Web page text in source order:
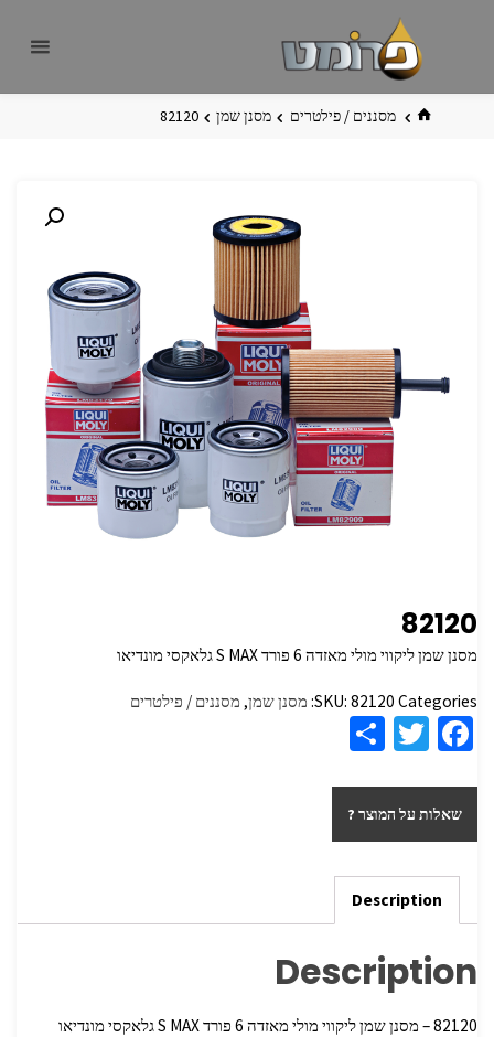
בית מסננים / פילטרים מסנן שמן 82120
82120
מסנן שמן ליקווי מולי מאזדה 6 פורד S MAX גלאקסי מונדיאו
SKU: 82120 Categories: מסנן שמן, מסננים / פילטרים
Fa
b
o
o
k
T
tt
er
ar
e
שאלות על המוצר ?
Description
Description
82120 – מסנן שמן ליקווי מולי מאזדה 6 פורד S MAX גלאקסי מונדיאו